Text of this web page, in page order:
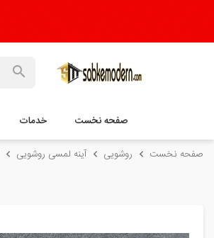
صفحه نخست خدمات
صفحه نخست روشویی آینه لمسی روشویی